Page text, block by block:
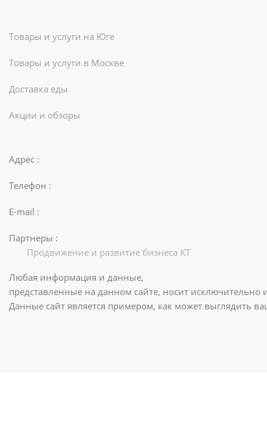
Товары и услуги на Юге
Товары и услуги в Москве
Доставка еды
Акции и обзоры
Адрес :
Телефон :
E-mail :
Партнеры :
Продвижение и развитие бизнеса KT
Любая информация и данные,
представленные на данном сайте, носит
Данные сайт является примером, как может выглядить